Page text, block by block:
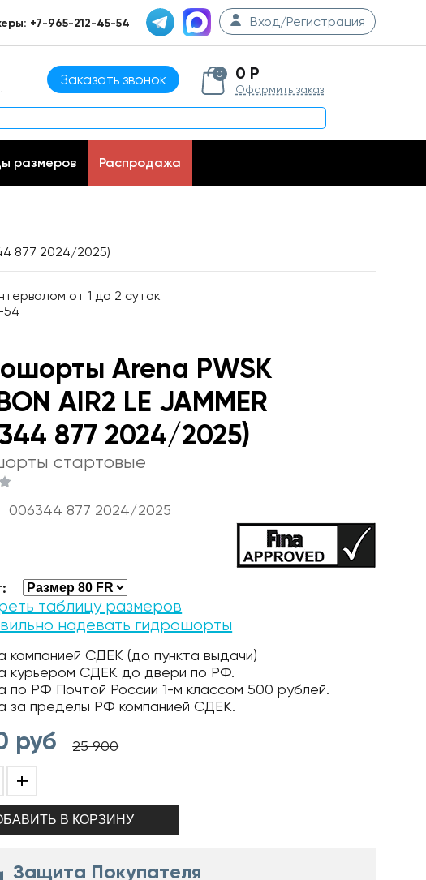
+7-965-212-45-54 Вход/Регистрация
Заказать звонок 0 0 Р
Оформить заказ
размеров Распродажа
877 2024/2025)
от 1 до 2 суток
54
Arena PWSK
AIR2 LE JAMMER
877 2024/2025)
стартовые
006344 877 2024/2025
таблицу размеров
надевать гидрошорты
компанией СДЕК (до пункта выдачи)
курьером СДЕК до двери по РФ.
по РФ Почтой России 1-м классом 500 рублей.
за пределы РФ компанией СДЕК.
руб 25 900
+
Защита Покупателя